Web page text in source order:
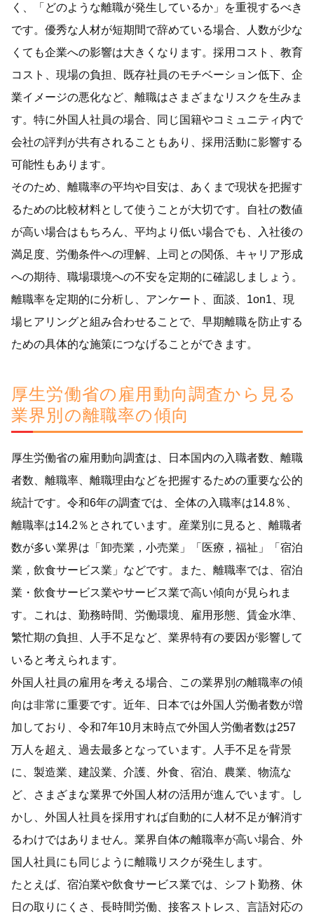
く、「どのような離職が発生しているか」を重視するべき
です。優秀な人材が短期間で辞めている場合、人数が少な
くても企業への影響は大きくなります。採用コスト、教育
コスト、現場の負担、既存社員のモチベーション低下、企
業イメージの悪化など、離職はさまざまなリスクを生みま
す。特に外国人社員の場合、同じ国籍やコミュニティ内で
会社の評判が共有されることもあり、採用活動に影響する
可能性もあります。
そのため、離職率の平均や目安は、あくまで現状を把握す
るための比較材料として使うことが大切です。自社の数値
が高い場合はもちろん、平均より低い場合でも、入社後の
満足度、労働条件への理解、上司との関係、キャリア形成
への期待、職場環境への不安を定期的に確認しましょう。
離職率を定期的に分析し、アンケート、面談、1on1、現
場ヒアリングと組み合わせることで、早期離職を防止する
ための具体的な施策につなげることができます。
厚生労働省の雇用動向調査から見る
業界別の離職率の傾向
厚生労働省の雇用動向調査は、日本国内の入職者数、離職
者数、離職率、離職理由などを把握するための重要な公的
統計です。令和6年の調査では、全体の入職率は14.8％、
離職率は14.2％とされています。産業別に見ると、離職者
数が多い業界は「卸売業，小売業」「医療，福祉」「宿泊
業，飲食サービス業」などです。また、離職率では、宿泊
業・飲食サービス業やサービス業で高い傾向が見られま
す。これは、勤務時間、労働環境、雇用形態、賃金水準、
繁忙期の負担、人手不足など、業界特有の要因が影響して
いると考えられます。
外国人社員の雇用を考える場合、この業界別の離職率の傾
向は非常に重要です。近年、日本では外国人労働者数が増
加しており、令和7年10月末時点で外国人労働者数は257
万人を超え、過去最多となっています。人手不足を背景
に、製造業、建設業、介護、外食、宿泊、農業、物流な
ど、さまざまな業界で外国人材の活用が進んでいます。し
かし、外国人社員を採用すれば自動的に人材不足が解消す
るわけではありません。業界自体の離職率が高い場合、外
国人社員にも同じように離職リスクが発生します。
たとえば、宿泊業や飲食サービス業では、シフト勤務、休
日の取りにくさ、長時間労働、接客ストレス、言語対応の